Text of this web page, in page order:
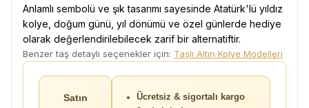
Anlamlı sembolü ve şık tasarımı sayesinde Atatürk'lü yıldız
kolye, doğum günü, yıl dönümü ve özel günlerde hediye
olarak değerlendirilebilecek zarif bir alternatiftir.
Benzer taş detaylı seçenekler için: Taşlı Altın Kolye Modelleri
Satın
Ücretsiz & sigortalı kargo